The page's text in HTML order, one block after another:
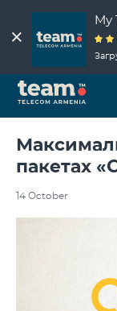
My
пакетах
14 October